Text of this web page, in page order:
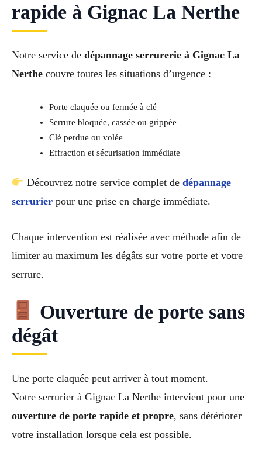
rapide à Gignac La Nerthe
Notre service de dépannage serrurerie à Gignac La
Nerthe couvre toutes les situations d’urgence :
Porte claquée ou fermée à clé
Serrure bloquée, cassée ou grippée
Clé perdue ou volée
Effraction et sécurisation immédiate
Découvrez notre service complet de dépannage
serrurier pour une prise en charge immédiate.
Chaque intervention est réalisée avec méthode afin de
limiter au maximum les dégâts sur votre porte et votre
serrure.
Ouverture de porte sans
dégât
Une porte claquée peut arriver à tout moment.
Notre serrurier à Gignac La Nerthe intervient pour une
ouverture de porte rapide et propre, sans détériorer
votre installation lorsque cela est possible.